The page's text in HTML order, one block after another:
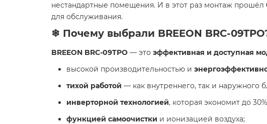
нестандартные помещения. И в этот раз монтаж прошёл
для обслуживания.
❄ Почему выбрали BREEON BRC-
BREEON BRC-09TPO — это эффективная и доступная
высокой производительностью и
тихой работой — как внутреннего, так и наружного
инверторной технологией, которая экономит до
функцией самоочистки и ионизацией воздуха;